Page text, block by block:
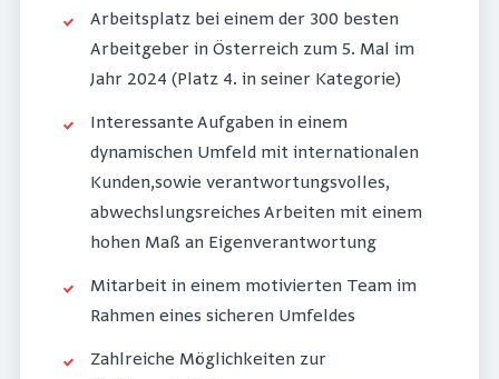
Arbeitsplatz bei einem der 300 besten
Arbeitgeber in Österreich zum 5. Mal im
Jahr 2024 (Platz 4. in seiner Kategorie)
Interessante Aufgaben in einem
dynamischen Umfeld mit internationalen
Kunden,sowie verantwortungsvolles,
abwechslungsreiches Arbeiten mit einem
hohen Maß an Eigenverantwortung
Mitarbeit in einem motivierten Team im
Rahmen eines sicheren Umfeldes
Zahlreiche Möglichkeiten zur